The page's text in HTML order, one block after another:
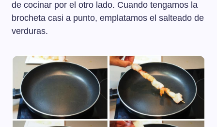
de cocinar por el otro lado. Cuando tengamos la
brocheta casi a punto, emplatamos el salteado de
verduras.